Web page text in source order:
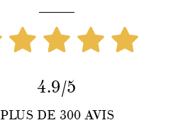
4.9/5
PLUS DE 300 AVIS